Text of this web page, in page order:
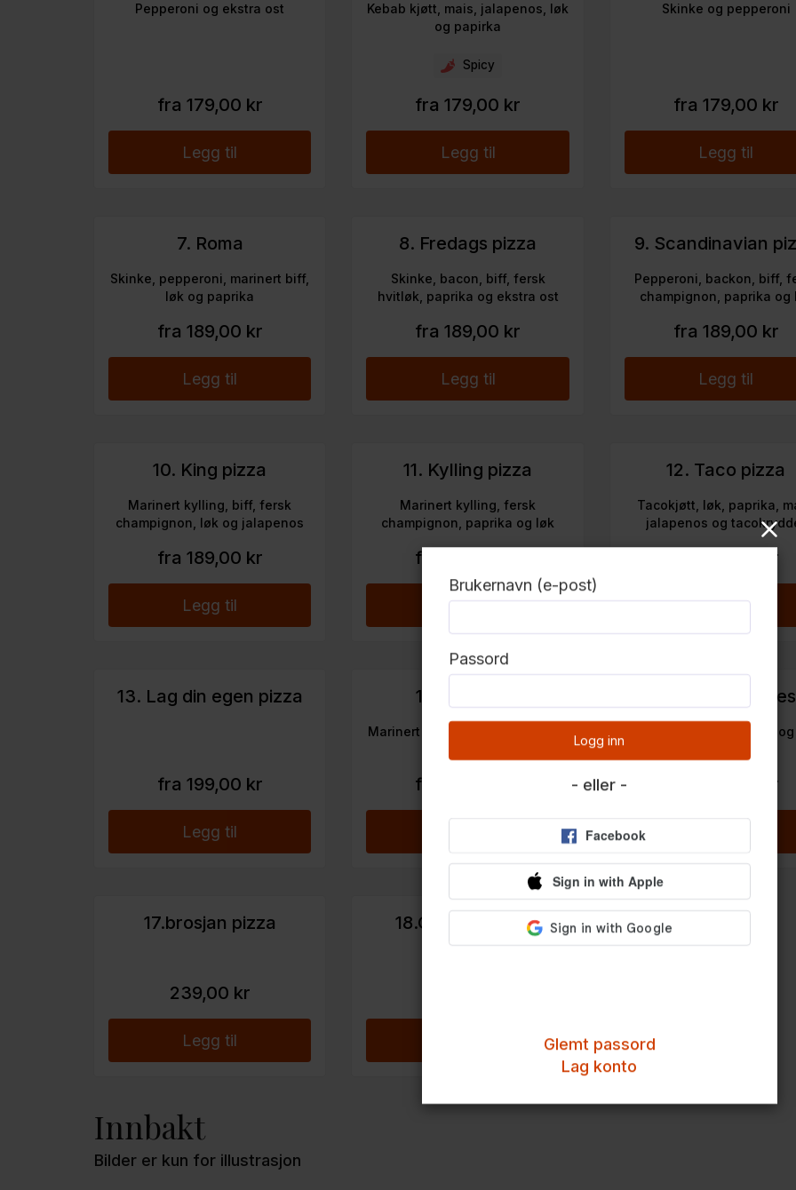
Pepperoni og ekstra ost
fra 179,00 kr
Legg til
Kebab kjøtt, mais, jalapenos, løk
og papirka
Spicy
fra 179,00 kr
Legg til
Skinke og pepperoni
fra 179,00 kr
Legg til
7. Roma
Skinke, pepperoni, marinert biff,
løk og paprika
fra 189,00 kr
Legg til
8. Fredags pizza
Skinke, bacon, biff, fersk
hvitløk, paprika og ekstra ost
fra 189,00 kr
Legg til
9. Scandinavian
Pepperoni, backon, biff,
champignon, paprika og
fra 189,00 kr
Legg til
10. King pizza
Marinert kylling, biff, fersk
champignon, løk og jalapenos
fra 189,00 kr
Legg til
11. Kylling pizza
Marinert kylling, fersk
champignon, paprika og løk
fra 189,00 kr
Legg til
12. Taco pizza
Tacokjøtt, løk, paprika,
jalapenos og
fra 189,00 kr
Legg til
13. Lag din egen pizza
fra 199,00 kr
Legg til
14. Biff pizza
Marinert biff, fersk champignon,
fra 189,00 kr
16. Fjellhamar
Pepperoni, bacon, biff
fra 189,00 kr
17.brosjan pizza
239,00 kr
Legg til
18.Glutenfri pizza
(30cm)
Innbakt
Bilder er kun for illustrasjon
Brukernavn (e-post)
Passord
Logg inn
- eller -
Glemt passord
Lag konto